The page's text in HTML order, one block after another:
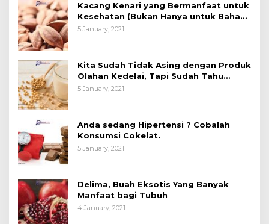
Kacang Kenari yang Bermanfaat untuk
Kesehatan (Bukan Hanya untuk Bahan
Kue)
5 January, 2021
Kita Sudah Tidak Asing dengan Produk
Olahan Kedelai, Tapi Sudah Tahu
Manfaatnya untuk Kesehatan?
5 January, 2021
Anda sedang Hipertensi ? Cobalah
Konsumsi Cokelat.
5 January, 2021
Delima, Buah Eksotis Yang Banyak
Manfaat bagi Tubuh
4 January, 2021